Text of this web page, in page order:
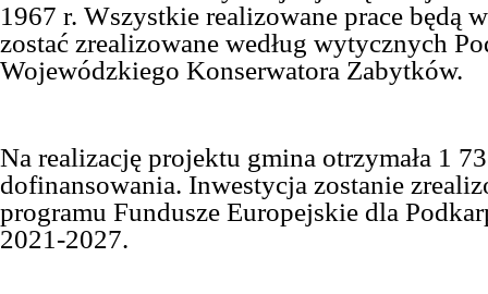
1967 r. Wszystkie realizowane prace będą
zostać zrealizowane według wytycznych
Wojewódzkiego Konserwatora Zabytków.
Na realizację projektu gmina otrzymała 1
dofinansowania. Inwestycja zostanie
programu Fundusze Europejskie dla
2021-2027.